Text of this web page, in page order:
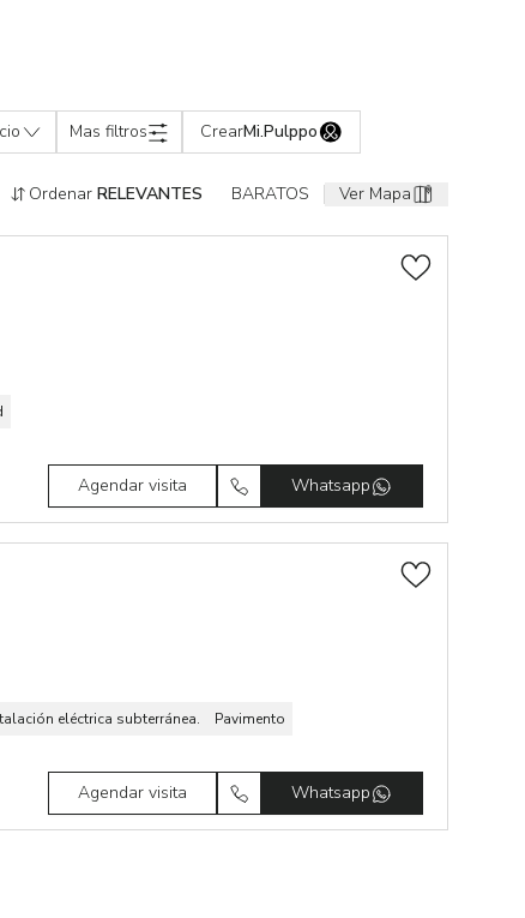
Mas filtros CrearMi.Pulppo
Ordenar RELEVANTES BARATOS Ver Mapa
Agendar visita Whatsapp
eléctrica subterránea. Pavimento
Agendar visita Whatsapp